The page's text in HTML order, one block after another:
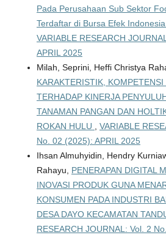
Pada Perusahaan Sub Sektor
Terdaftar di Bursa Efek
VARIABLE RESEARCH
APRIL 2025
Milah, Seprini, Heffi Christya
KARAKTERISTIK,
TERHADAP KINERJA
TANAMAN PANGAN DAN
ROKAN HULU , VARIABLE
No. 02 (2025): APRIL 2025
Ihsan Almuhyidin, Hendry
Rahayu, PENERAPAN DIGITAL
INOVASI PRODUK GUNA
KONSUMEN PADA INDUSTRI
DESA DAYO KECAMATAN
RESEARCH JOURNAL: Vol. 2